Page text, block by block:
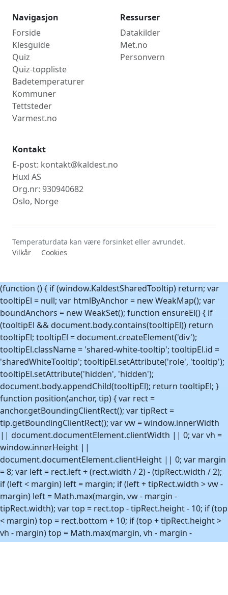
Navigasjon
Forside
Klesguide
Quiz
Quiz-toppliste
Badetemperaturer
Kommuner
Tettsteder
Varmest.no
Ressurser
Datakilder
Met.no
Personvern
Kontakt
E-post: kontakt@kaldest.no
Huxi AS
Org.nr: 930940682
Oslo, Norge
Temperaturdata kan være forsinket eller avrundet.
Vilkår
Cookies
(function () { if (window.KaldestSharedTooltip) return; var
tooltipEl = null; var htmlByAnchor = new WeakMap(); var
boundAnchors = new WeakSet(); function ensureEl() { if
(tooltipEl && document.body.contains(tooltipEl)) return
tooltipEl; tooltipEl = document.createElement('div');
tooltipEl.className = 'shared-white-tooltip'; tooltipEl.id =
'sharedWhiteTooltip'; tooltipEl.setAttribute('role', 'tooltip');
tooltipEl.setAttribute('hidden', 'hidden');
document.body.appendChild(tooltipEl); return tooltipEl; }
function position(anchor, tip) { var rect =
anchor.getBoundingClientRect(); var tipRect =
tip.getBoundingClientRect(); var vw = window.innerWidth
|| document.documentElement.clientWidth || 0; var vh =
window.innerHeight ||
document.documentElement.clientHeight || 0; var margin
= 8; var left = rect.left + (rect.width / 2) - (tipRect.width / 2);
if (left < margin) left = margin; if (left + tipRect.width > vw -
margin) left = Math.max(margin, vw - margin -
tipRect.width); var top = rect.top - tipRect.height - 10; if (top
< margin) top = rect.bottom + 10; if (top + tipRect.height >
vh - margin) top = Math.max(margin, vh - margin -
tipRect.height); tip.style.left = Math.round(left) + 'px';